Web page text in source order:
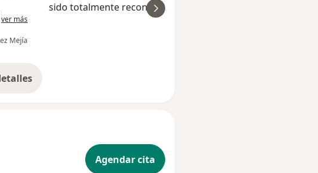
ver más
Mejía
sido totalmente reconfortante, atendió y resolvió
cada una de mis dudas tomándose el tiempo
la experiencia
Agendar cita